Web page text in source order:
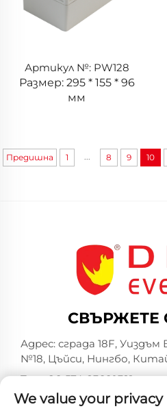
Артикул №: PW128
Размер: 295 * 155 * 96
мм
Предишна 1 ... 8 9 10
СВЪРЖЕТЕ
Адрес: сграда 18F,
№18, Цъйси, Нингбо,
Тел.:+86-574-23660321
Имейл: [email protected]
We value your privacy